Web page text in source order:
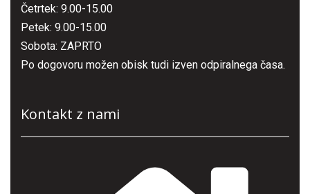
Četrtek: 9.00-15.00
Petek: 9.00-15.00
Sobota: ZAPRTO
Po dogovoru možen obisk tudi izven odpiralnega časa.
Kontakt z nami